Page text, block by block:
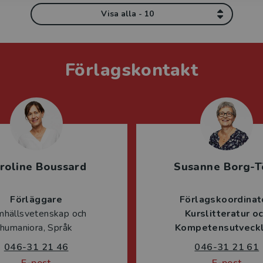
Visa alla - 10
Förlagskontakt
Boussard
Förläggare
och
humaniora, Språk
046-31 21 46
Susanne Borg-
Kurslitteratur
046-31 21 61